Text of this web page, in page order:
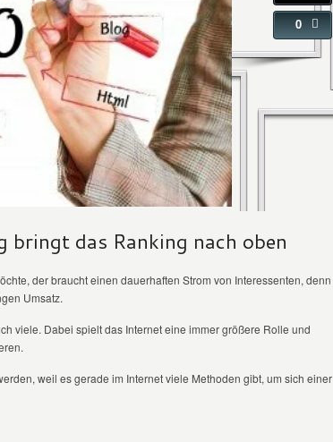
bringt das Ranking nach oben
der braucht einen dauerhaften Strom von Interessenten, denn
Umsatz.
viele. Dabei spielt das Internet eine immer größere Rolle und
weil es gerade im Internet viele Methoden gibt, um sich einer
0